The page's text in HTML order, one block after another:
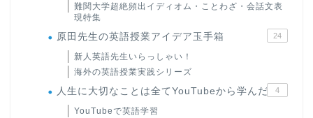
難関大学超絶頻出イディオム・ことわざ・会話文表
現特集
原田先生の英語授業アイデア玉手箱 24
新人英語先生いらっしゃい！
海外の英語授業実践シリーズ
人生に大切なことは全てYouTubeから学んだ 4
YouTubeで英語学習